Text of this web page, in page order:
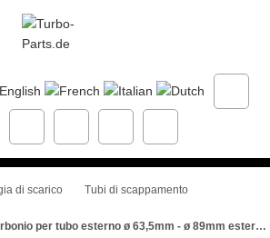
di scarico
Tubi di scappamento
Tubo di scappamento in carbonio per tubo esterno ø 63,5mm - ø 89mm esterno + fascetta con certificato (senza registrazione)